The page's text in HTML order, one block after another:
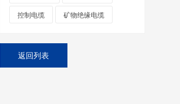
控制电缆 矿物绝缘电缆
返回列表